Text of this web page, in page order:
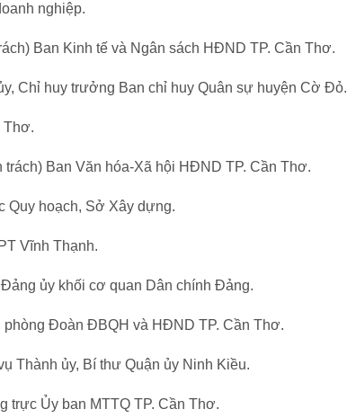
nghiệp.
Ban Kinh tế và Ngân sách HĐND TP. Cần Thơ.
Chỉ huy trưởng Ban chỉ huy Quân sự huyện Cờ Đỏ.
Thơ.
Ban Văn hóa-Xã hội HĐND TP. Cần Thơ.
Quy hoạch, Sở Xây dựng.
Vĩnh Thạnh.
ủy khối cơ quan Dân chính Đảng.
phòng Đoàn ĐBQH và HĐND TP. Cần Thơ.
Thành ủy, Bí thư Quận ủy Ninh Kiều.
trực Ủy ban MTTQ TP. Cần Thơ.